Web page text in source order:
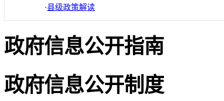
·县级政策解读
政府信息公开指南
政府信息公开制度